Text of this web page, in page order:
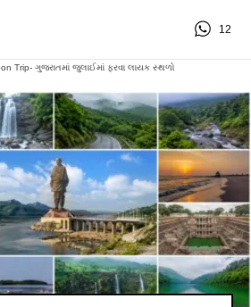
12
Trip- ગુજરાતમાં જુલાઈમાં ફરવા લાયક સ્થળો